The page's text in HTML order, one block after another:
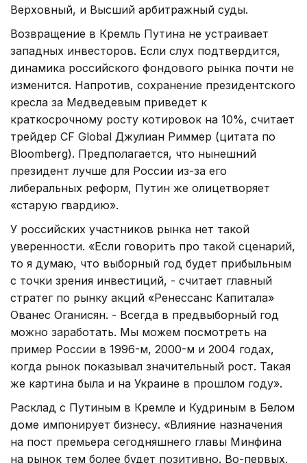
Верховный, и Высший арбитражный суды.
Возвращение в Кремль Путина не устраивает
западных инвесторов. Если слух подтвердится,
динамика российского фондового рынка почти не
изменится. Напротив, сохранение президентского
кресла за Медведевым приведет к
краткосрочному росту котировок на 10%, считает
трейдер CF Global Джулиан Риммер (цитата по
Bloomberg). Предполагается, что нынешний
президент лучше для России из-за его
либеральных реформ, Путин же олицетворяет
«старую гвардию».
У российских участников рынка нет такой
уверенности. «Если говорить про такой сценарий,
то я думаю, что выборный год будет прибыльным
с точки зрения инвестиций, - считает главный
стратег по рынку акций «Ренессанс Капитала»
Ованес Оганисян. - Всегда в предвыборный год
можно заработать. Мы можем посмотреть на
пример России в 1996-м, 2000-м и 2004 годах,
когда рынок показывал значительный рост. Такая
же картина была и на Украине в прошлом году».
Расклад с Путиным в Кремле и Кудриным в Белом
доме импонирует бизнесу. «Влияние назначения
на пост премьера сегодняшнего главы Минфина
на рынок тем более будет позитивно. Во-первых,